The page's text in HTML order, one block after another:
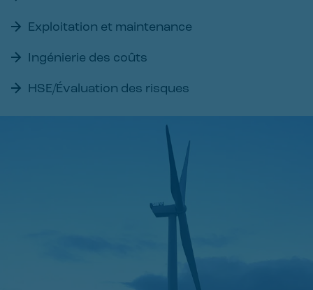
Exploitation et maintenance
Ingénierie des coûts
HSE/Évaluation des risques